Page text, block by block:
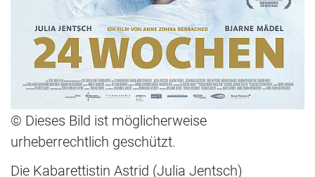
© Dieses Bild ist möglicherweise
urheberrechtlich geschützt.
Die Kabarettistin Astrid (Julia Jentsch)